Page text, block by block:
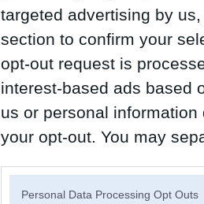
targeted advertising by
section to confirm your
opt-out request is
interest-based ads based
us or personal
your opt-out. You may
Personal Data Processing Opt Outs